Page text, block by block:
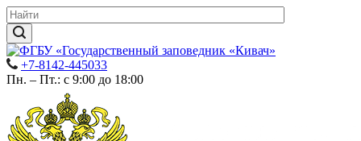
+7-8142-445033
Пн. – Пт.: с 9:00 до 18:00